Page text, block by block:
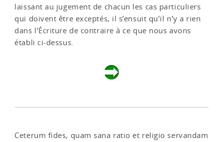
laissant au jugement de chacun les cas particuliers
qui doivent être exceptés, il s’ensuit qu’il n’y a rien
dans l’Écriture de contraire à ce que nous avons
établi ci-dessus.
Ceterum fides, quam sana ratio et religio servandam